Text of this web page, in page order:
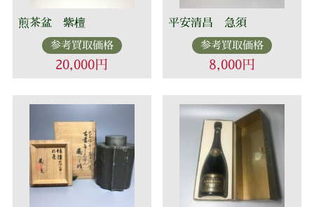
煎茶盆 紫檀
参考買取価格
20,000円
平安清昌 急須
参考買取価格
8,000円